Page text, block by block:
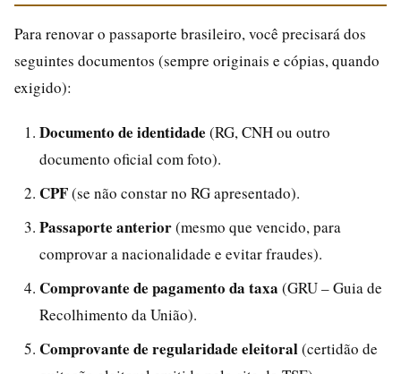
Para renovar o passaporte brasileiro, você precisará dos
seguintes documentos (sempre originais e cópias, quando
exigido):
Documento de identidade (RG, CNH ou outro
documento oficial com foto).
CPF(se não constar no RG apresentado).
Passaporte anterior(mesmo que vencido, para
comprovar a nacionalidade e evitar fraudes).
Comprovante de pagamento da taxa (GRU – Guia de
Recolhimento da União).
Comprovante de regularidade eleitoral(certidão de